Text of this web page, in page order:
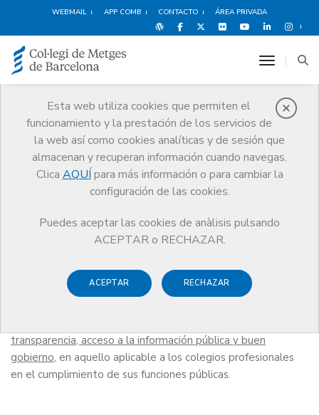
WEBMAIL APP COMB CONTACTO ÁREA PRIVADA
Esta web utiliza cookies que permiten el
funcionamiento y la prestación de los servicios de
la web así como cookies analíticas y de sesión que
almacenan y recuperan información cuando navegas.
Clica AQUÍ para más información o para cambiar la
configuración de las cookies.
Puedes aceptar las cookies de anàlisis pulsando
ACEPTAR o RECHAZAR.
ACEPTAR RECHAZAR
toggle
Portal de
Transparencia
Portal de Transparencia
transparencia que se incorpora desde el ordenamiento
comunitario a la gestión de los colegios profesionales y que
transparencia, acceso a la información pública y buen
gobierno, en aquello aplicable a los colegios profesionales
en el cumplimiento de sus funciones públicas.